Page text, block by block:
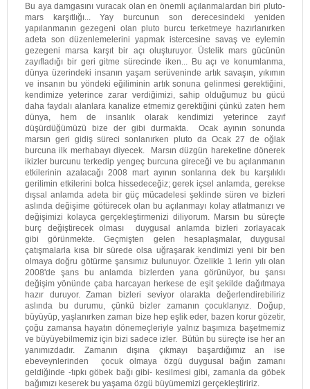
Bu aya damgasını vuracak olan en önemli açılanmalardan biri pluto-
mars karşıtlığı... Yay burcunun son derecesindeki yeniden
yapılanmanın gezegeni olan pluto burcu terketmeye hazırlanırken
adeta son düzenlemelerini yapmak istercesine savaş ve eylemin
gezegeni marsa karşıt bir açı oluşturuyor. Üstelik mars gücünün
zayıfladığı bir geri gitme sürecinde iken... Bu açı ve konumlanma,
dünya üzerindeki insanın yaşam serüveninde artık savaşın, yıkımın
ve insanın bu yöndeki eğiliminin artık sonuna gelinmesi gerektiğini,
kendimize yeterince zarar verdiğimizi, sahip olduğumuz bu gücü
daha faydalı alanlara kanalize etmemiz gerektiğini çünkü zaten hem
dünya, hem de insanlık olarak kendimizi yeterince zayıf
düşürdüğümüzü bize der gibi durmakta. Ocak ayının sonunda
marsın geri gidiş süreci sonlanırken pluto da Ocak 27 de oğlak
burcuna ilk merhabayı diyecek. Marsın düzgün hareketine dönerek
ikizler burcunu terkedip yengeç burcuna gireceği ve bu açılanmanın
etkilerinin azalacağı 2008 mart ayının sonlarına dek bu karşılıklı
gerilimin etkilerini bolca hissedeceğiz; gerek içsel anlamda, gerekse
dışsal anlamda adeta bir güç mücadelesi şeklinde süren ve bizleri
aslında değişime götürecek olan bu açılanmayı kolay atlatmanızı ve
değişimizi kolayca gerçekleştirmenizi diliyorum. Marsın bu süreçte
burç değiştirecek olması duygusal anlamda bizleri zorlayacak
gibi görünmekte. Geçmişten gelen hesaplaşmalar, duygusal
çatışmalarla kısa bir sürede olsa uğraşarak kendimizi yeni bir ben
olmaya doğru götürme şansımız bulunuyor. Özelikle 1 lerin yılı olan
2008'de şans bu anlamda bizlerden yana görünüyor, bu şansı
değişim yönünde çaba harcayan herkese de eşit şekilde dağıtmaya
hazır duruyor. Zaman bizleri seviyor olarakta değerlendirebiliriz
aslında bu durumu, çünkü bizler zamanın çocuklarıyız. Doğup,
büyüyüp, yaşlanırken zaman bize hep eşlik eder, bazen korur gözetir,
çoğu zamansa hayatın dönemeçleriyle yalnız başımıza başetmemiz
ve büyüyebilmemiz için bizi sadece izler. Bütün bu süreçte ise her an
yanımızdadır. Zamanın dışına çıkmayı başardığımız an ise
ebeveynlerinden çocuk olmaya özgü duygusal bağın zamanı
geldiğinde -tıpkı göbek bağı gibi- kesilmesi gibi, zamanla da göbek
bağımızı keserek bu yaşama özgü büyümemizi gerçekleştiririz.